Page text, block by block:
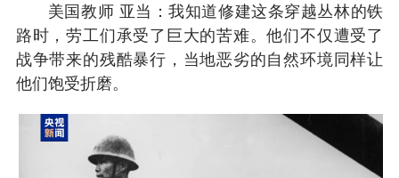
美国教师 亚当：我知道修建这条穿越丛林的铁
路时，劳工们承受了巨大的苦难。他们不仅遭受了
战争带来的残酷暴行，当地恶劣的自然环境同样让
他们饱受折磨。